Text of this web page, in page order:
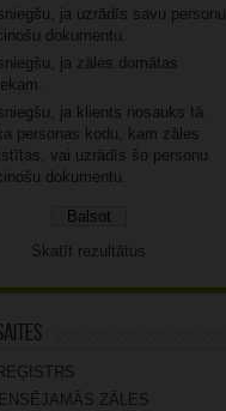
ja uzrādīs savu personu
dokumentu.
ja zāles domātas
ja klients nosauks tā
personas kodu, kam zāles
vai uzrādīs šo personu
dokumentu.
Skatīt rezultātus
ZĀLES